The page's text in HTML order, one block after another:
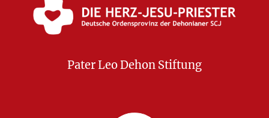
Pater Leo Dehon Stiftung